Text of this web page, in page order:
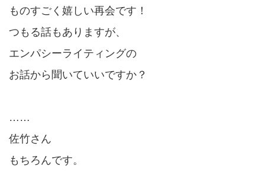
ものすごく嬉しい再会です！
つもる話もありますが、
エンパシーライティングの
お話から聞いていいですか？
……
佐竹さん
もちろんです。